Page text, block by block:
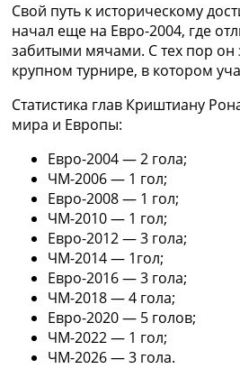
Лига Чемпионов
Англия. Премьер Лига
Испания. Ла Лига
Другие Турниры >>>
Таблицы
Таблицы групп
Украина. Премьер-Лига
Украина. Первая Лига
Лига Чемпионов.
Англия. Премьер-Лига
Испания. Ла Лига
Все таблицы >>>
Рейтинги
Рейтинг стран УЕФА
Рейтинг клубов УЕФА
Рейтинг ФИФА
ТВ программа
Свой путь к историческому
начал еще на Евро-2004, где
забитыми мячами. С тех пор он
крупном турнире, в котором
Статистика глав Криштиану
мира и Европы:
Евро-2004 — 2 гола;
ЧМ-2006 — 1 гол;
Евро-2008 — 1 гол;
ЧМ-2010 — 1 гол;
Евро-2012 — 3 гола;
ЧМ-2014 — 1гол;
Евро-2016 — 3 гола;
ЧМ-2018 — 4 гола;
Евро-2020 — 5 голов;
ЧМ-2022 — 1 гол;
ЧМ-2026 — 3 гола.